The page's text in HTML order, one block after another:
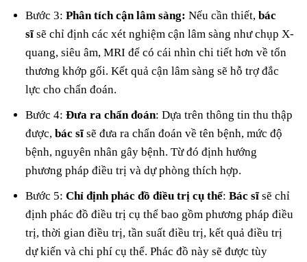
Bước 3:Phân tích cận lâm sàng:Nếu cần thiết,bác
sĩ sẽ chỉ định các xét nghiệm cận lâm sàng như chụp X-
quang, siêu âm, MRI để có cái nhìn chi tiết hơn về tổn
thương khớp gối. Kết quả cận lâm sàng sẽ hỗ trợ đắc
lực cho chẩn đoán.
Bước 4:Đưa ra chẩn đoán: Dựa trên thông tin thu thập
được,bác sĩ sẽ đưa ra chẩn đoán về tên bệnh, mức độ
bệnh, nguyên nhân gây bệnh. Từ đó định hướng
phương pháp điều trị và dự phòng thích hợp.
Bước 5:Chỉ định phác đồ điều trị cụ thể:Bác sĩ sẽ chỉ
định phác đồ điều trị cụ thể bao gồm phương pháp điều
trị, thời gian điều trị, tần suất điều trị, kết quả điều trị
dự kiến và chi phí cụ thể. Phác đồ này sẽ được tùy